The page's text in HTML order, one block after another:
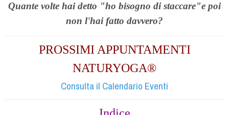
Quante volte hai detto "ho bisogno di staccare"e poi
non l'hai fatto davvero?
PROSSIMI APPUNTAMENTI
NATURYOGA®
Consulta il Calendario Eventi